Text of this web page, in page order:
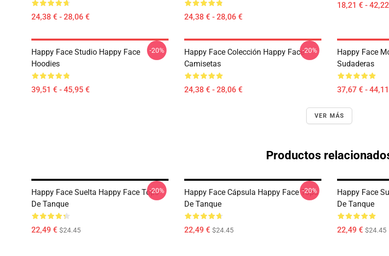
24,38 € - 28,06 € 24,38 € - 28,06 €
18,21 € -
Happy Face Studio Happy Face
Hoodies
39,51 € - 45,95 €
-20%
Happy Face Colección Happy Face
Camisetas
24,38 € - 28,06 €
-20%
Happy Face
Sudaderas
37,67 € -
VER MÁS
Productos
Happy Face Suelta Happy Face Tops
De Tanque
22,49 € $24.45
-20%
Happy Face Cápsula Happy Face Tops
De Tanque
22,49 € $24.45
-20%
Happy Face
De Tanque
22,49 € $24.45